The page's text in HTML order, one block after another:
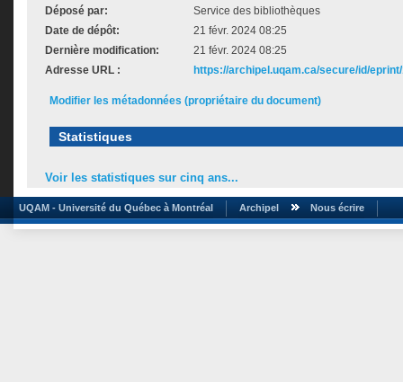
Déposé par:
Service des bibliothèques
Date de dépôt:
21 févr. 2024 08:25
Dernière modification:
21 févr. 2024 08:25
Adresse URL :
https://archipel.uqam.ca/secure/id/
Modifier les métadonnées (propriétaire du document)
Statistiques
Voir les statistiques sur cinq ans...
UQAM - Université du Québec à Montréal Archipel Nous écrire